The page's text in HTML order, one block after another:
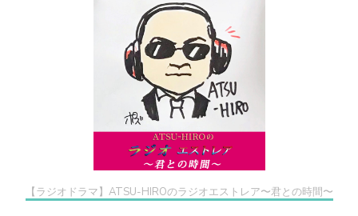
【ラジオドラマ】ATSU-HIROのラジオエストレア〜君との時間〜